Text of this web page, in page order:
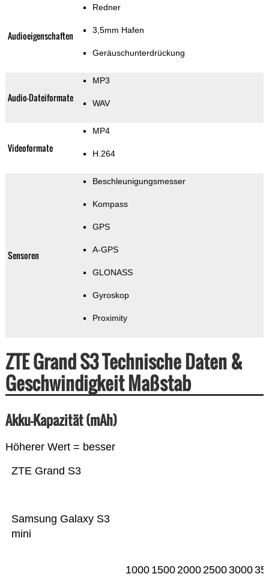
Audioeigenschaften
Redner
3,5mm Hafen
Geräuschunterdrückung
Audio-Dateiformate
MP3
WAV
Videoformate
MP4
H.264
Sensoren
Beschleunigungsmesser
Kompass
GPS
A-GPS
GLONASS
Gyroskop
Proximity
ZTE Grand S3 Technische Daten &
Geschwindigkeit Maßstab
Akku-Kapazität (mAh)
Höherer Wert = besser
Samsung Galaxy S3
mini
ZTE Grand S3
1000 1500200025003000